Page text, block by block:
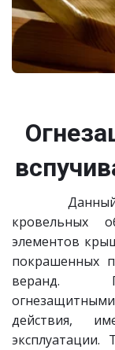
Данный тип
кровельных
элементов
покрашенных
веранд.
действия,
эксплуатации.